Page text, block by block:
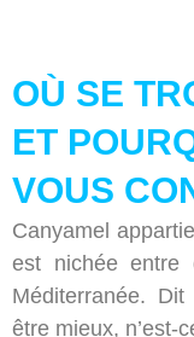
OÙ SE
ET
VOUS
Canyamel
est nichée entre
Méditerranée.
être mieux, n’est-